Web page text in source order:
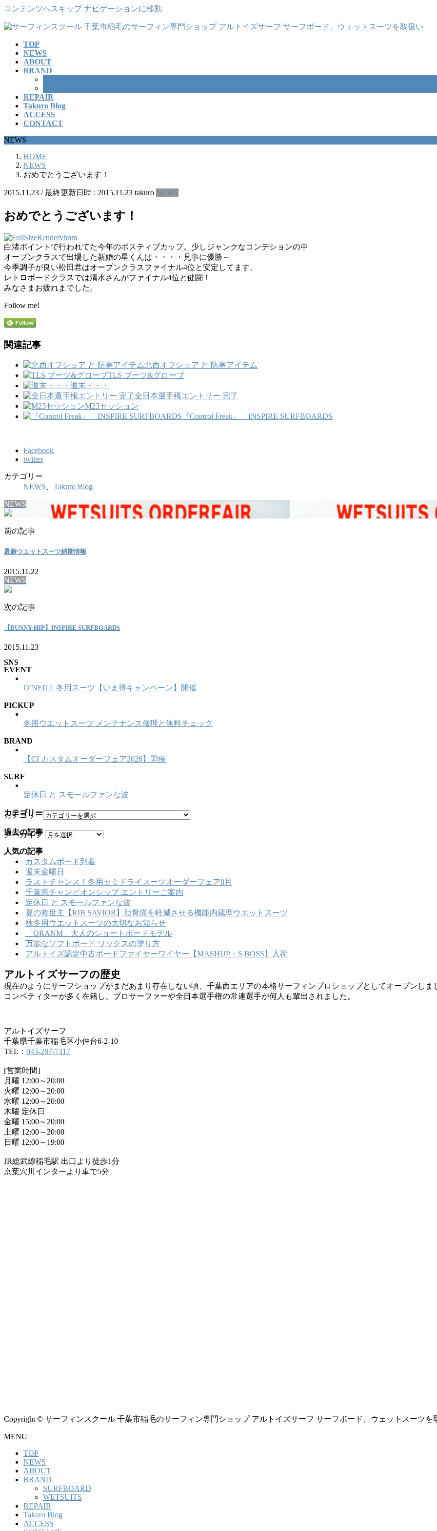
コンテンツへスキップ ナビゲーションに移動
TOP
NEWS
ABOUT
BRAND
REPAIR
Takuro Blog
ACCESS
CONTACT
NEWS
HOME
NEWS
おめでとうございます！
2015.11.23 / 最終更新日時 : 2015.11.23 takuro NEWS
おめでとうございます！
白渚ポイントで行われてた今年のポスティブカップ。少しジャンクなコンデションの中
オープンクラスで出場した新婚の星くんは・・・・見事に優勝～
今季調子が良い松田君はオープンクラスファイナル4位と安定してます。
レトロボードクラスでは清水さんがファイナル4位と健闘！
みなさまお疲れまでした。
Follow me!
関連記事
北西オフショア と 防寒アイテム
TLS ブーツ&グローブ
週末・・・
全日本選手権エントリー 完了
M23セッション
『Control Freak』 INSPIRE SURFBOARDS
Facebook
twitter
カテゴリー
NEWS
Takuro Blog
NEWS
前の記事
最新ウエットスーツ納期情報
2015.11.22
NEWS
次の記事
【BUNNY HIP】INSPIRE SURFBOARDS
2015.11.23
SNS
EVENT
O’NEILL 冬用スーツ【いま得キャンペーン】開催
PICKUP
冬用ウエットスーツ メンテナンス修理と無料チェック
BRAND
【CI カスタムオーダーフェア2026】開催
SURF
定休日 と スモールファンな波
カテゴリー
カテゴリー
過去の記事
アーカイブ
人気の記事
カスタムボード到着
週末金曜日
ラストチャンス！冬用セミドライスーツオーダーフェア8月
千葉県チャンピオンシップ エントリーご案内
定休日 と スモールファンな波
夏の救世主【RIB SAVIOR】肋骨痛を軽減させる機能内蔵型ウエットスーツ
秋冬用ウエットスーツの大切なお知らせ
「ORANM」大人のショートボードモデル
万能なソフトボード ワックスの塗り方
アルトイズ認定中古ボードファイヤーワイヤー【MASHUP・S BOSS】入荷
アルトイズサーフの歴史
現在のようにサーフショップがまだあまり存在しない頃、千葉西エリアの本格サーフィンプロショップとしてオープンしま
コンペティターが多く在籍し、プロサーファーや全日本選手権の常連選手が何人も輩出されました。
アルトイズサーフ
千葉県千葉市稲毛区小仲台6-2-10
TEL： 043-287-7317
[営業時間]
月曜 12:00～20:00
火曜 12:00～20:00
水曜 12:00～20:00
木曜 定休日
金曜 15:00～20:00
土曜 12:00～20:00
日曜 12:00～19:00
JR総武線稲毛駅 出口より徒歩1分
京葉穴川インターより車で5分
Copyright © サーフィンスクール 千葉市稲毛のサーフィン専門ショップ アルトイズサーフ サーフボード、ウェットスーツを
MENU
TOP
NEWS
ABOUT
BRAND
SURFBOARD
WETSUITS
REPAIR
Takuro Blog
ACCESS